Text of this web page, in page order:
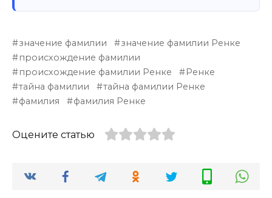
значение фамилии
значение фамилии Ренке
происхождение фамилии
происхождение фамилии Ренке
Ренке
тайна фамилии
тайна фамилии Ренке
фамилия
фамилия Ренке
Оцените статью